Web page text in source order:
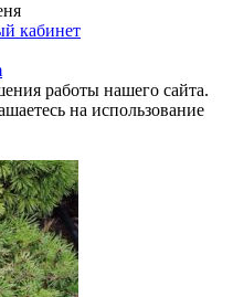
кабинет
работы нашего сайта.
на использование